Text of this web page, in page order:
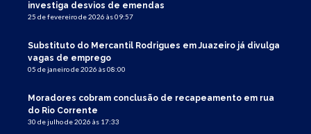
investiga desvios de emendas
25 de fevereiro de 2026 às 09:57
Substituto do Mercantil Rodrigues em Juazeiro já divulga
vagas de emprego
05 de janeiro de 2026 às 08:00
Moradores cobram conclusão de recapeamento em rua
do Rio Corrente
30 de julho de 2026 às 17:33